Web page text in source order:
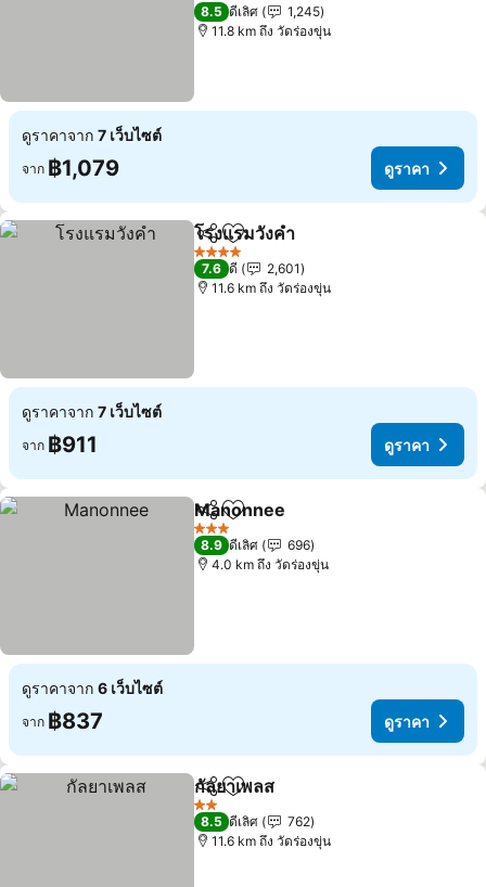
8.5 ดีเลิศ
1,245
11.8 km ถึง วัดร่องขุ่น
ดูราคาจาก 7 เว็บไซต์
จาก ฿1,079 ดูราคา
แชร์ เพิ่มในรายการโปรด
โรงแรมวังคำ
4 ดาว
7.6 ดี
2,601
11.6 km ถึง วัดร่องขุ่น
ดูราคาจาก 7 เว็บไซต์
จาก ฿911 ดูราคา
แชร์ เพิ่มในรายการโปรด
Manonnee
3 ดาว
8.9 ดีเลิศ
696
4.0 km ถึง วัดร่องขุ่น
ดูราคาจาก 6 เว็บไซต์
จาก ฿837 ดูราคา
แชร์ เพิ่มในรายการโปรด
กัลยาเพลส
2 ดาว
8.5 ดีเลิศ
762
11.6 km ถึง วัดร่องขุ่น